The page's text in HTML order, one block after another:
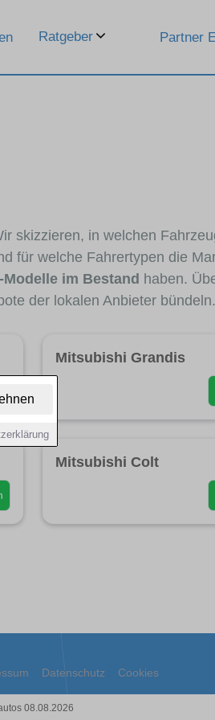
Ratgeber Partner
skizzieren, in welchen
für welche Fahrertypen die
im Bestand haben.
der lokalen Anbieter bündeln.
Mitsubishi Grandis
Mitsubishi Colt
Datenschutz Cookies
08.08.2026